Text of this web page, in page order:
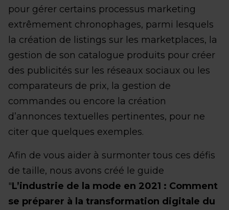
pour gérer certains processus marketing
extrêmement chronophages, parmi lesquels
la création de listings sur les marketplaces, la
gestion de son catalogue produits pour créer
des publicités sur les réseaux sociaux ou les
comparateurs de prix, la gestion de
commandes ou encore la création
d’annonces textuelles pertinentes, pour ne
citer que quelques exemples.
Afin de vous aider à surmonter tous ces défis
de taille, nous avons créé le guide
"L’industrie de la mode en 2021 : Comment
se préparer à la transformation digitale du